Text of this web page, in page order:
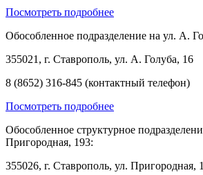
Посмотреть подробнее
Обособленное подразделение на ул. А.
355021, г. Ставрополь, ул. А. Голуба, 16
8 (8652) 316-845 (контактный телефон)
Посмотреть подробнее
Обособленное структурное
Пригородная, 193:
355026, г. Ставрополь, ул. Пригородная,